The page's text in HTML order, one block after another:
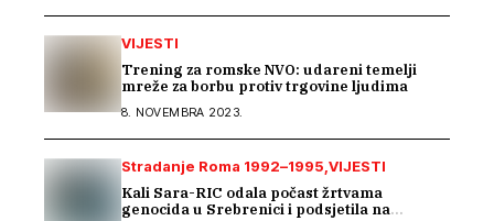
VIJESTI
Trening za romske NVO: udareni temelji
mreže za borbu protiv trgovine ljudima
8. NOVEMBRA 2023.
Stradanje Roma 1992–1995 VIJESTI
Kali Sara-RIC odala počast žrtvama
genocida u Srebrenici i podsjetila na